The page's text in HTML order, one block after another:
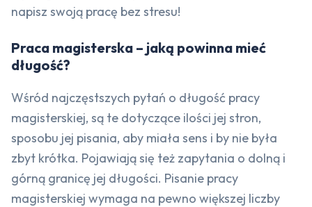
napisz swoją pracę bez stresu!
Praca magisterska – jaką powinna mieć
długość?
Wśród najczęstszych pytań o długość pracy
magisterskiej, są te dotyczące ilości jej stron,
sposobu jej pisania, aby miała sens i by nie była
zbyt krótka. Pojawiają się też zapytania o dolną i
górną granicę jej długości. Pisanie pracy
magisterskiej wymaga na pewno większej liczby